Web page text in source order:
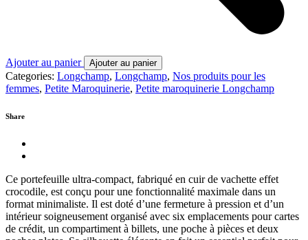
Ajouter au panier Ajouter au panier
Categories: Longchamp, Longchamp, Nos produits pour les
femmes, Petite Maroquinerie, Petite maroquinerie Longchamp
Share
Ce portefeuille ultra-compact, fabriqué en cuir de vachette effet
crocodile, est conçu pour une fonctionnalité maximale dans un
format minimaliste. Il est doté d’une fermeture à pression et d’un
intérieur soigneusement organisé avec six emplacements pour cartes
de crédit, un compartiment à billets, une poche à pièces et deux